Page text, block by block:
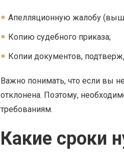
Апелляционную жалобу
Копию судебного приказа;
Копии документов,
Важно понимать, что если вы
отклонена. Поэтому,
требованиям.
Какие сроки